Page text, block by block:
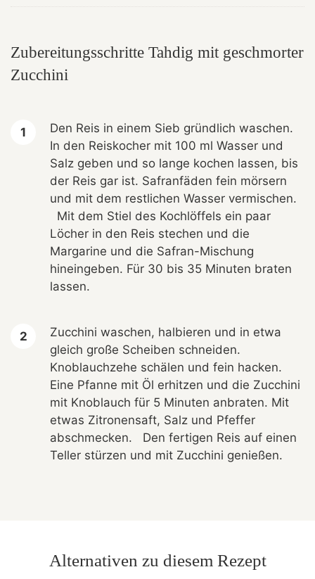
Zubereitungsschritte Tahdig mit geschmorter
Zucchini
Den Reis in einem Sieb gründlich waschen.
In den Reiskocher mit 100 ml Wasser und
Salz geben und so lange kochen lassen, bis
der Reis gar ist. Safranfäden fein mörsern
und mit dem restlichen Wasser vermischen.
Mit dem Stiel des Kochlöffels ein paar
Löcher in den Reis stechen und die
Margarine und die Safran-Mischung
hineingeben. Für 30 bis 35 Minuten braten
lassen.
Zucchini waschen, halbieren und in etwa
gleich große Scheiben schneiden.
Knoblauchzehe schälen und fein hacken.
Eine Pfanne mit Öl erhitzen und die Zucchini
mit Knoblauch für 5 Minuten anbraten. Mit
etwas Zitronensaft, Salz und Pfeffer
abschmecken. Den fertigen Reis auf einen
Teller stürzen und mit Zucchini genießen.
Alternativen zu diesem Rezept